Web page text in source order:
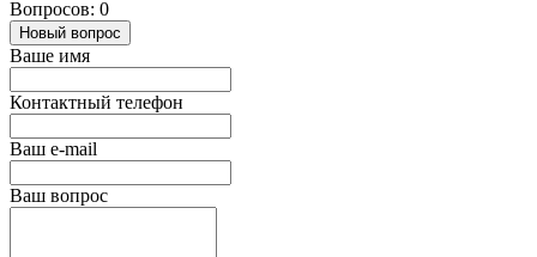
Вопросов: 0
Новый вопрос
Ваше имя
Контактный телефон
Ваш e-mail
Ваш вопрос